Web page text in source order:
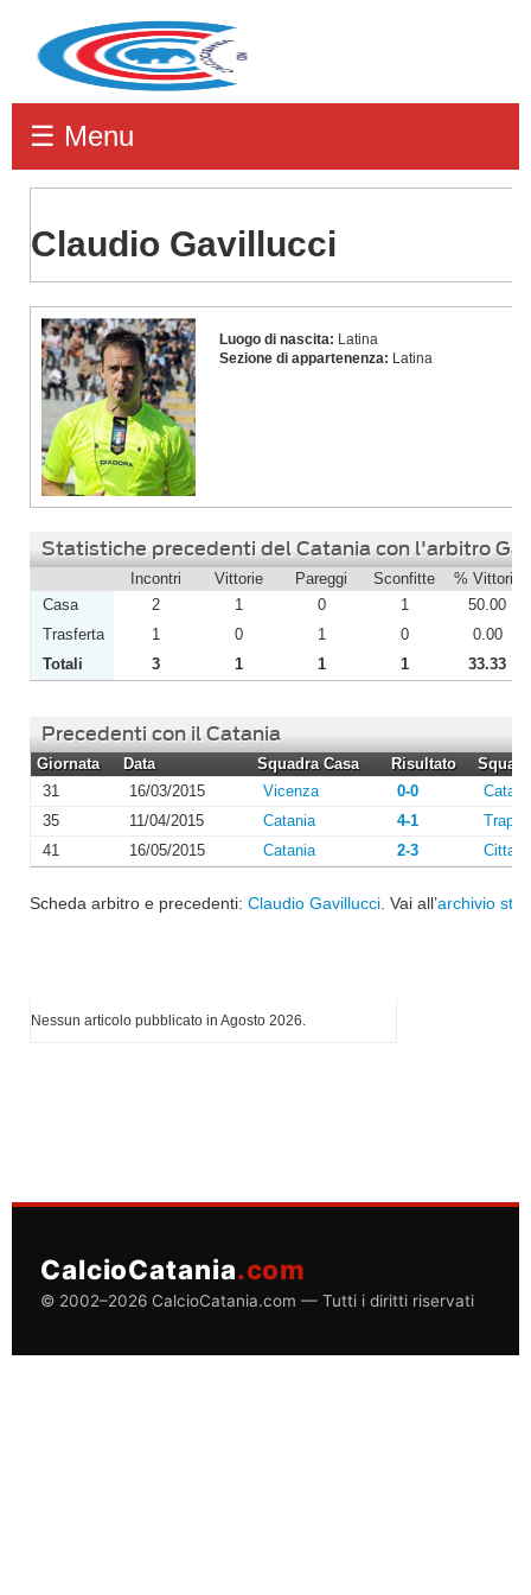
☰ Menu
Claudio Gavillucci
Gavillucci
Luogo di nascita: Latina
Sezione di appartenenza: Latina
Statistiche precedenti del Catania con l'arbitro
Incontri Vittorie Pareggi Sconfitte % Vittorie
Casa
2 1 0 1
50.00
Trasferta
1 0 1 0
0.00
Totali
3 1 1 1 33.33
Precedenti con il Catania
Giornata Data Squadra Casa Risultato
31
16/03/2015 Vicenza 0-0
35
11/04/2015 Catania 4-1
41
16/05/2015 Catania 2-3
Scheda arbitro e precedenti: Claudio Gavillucci . Vai all’archivio
Nessun articolo pubblicato in Agosto 2026.
CalcioCatania.com
© 2002–2026 CalcioCatania.com — Tutti i diritti riservati